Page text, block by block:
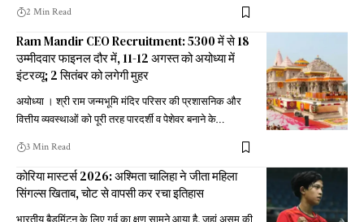
2 Min Read
Ram Mandir CEO Recruitment: 5300 में से 18
उम्मीदवार फाइनल दौर में, 11-12 अगस्त को अयोध्या में
इंटरव्यू; 2 सितंबर को लगेगी मुहर
अयोध्या । श्री राम जन्मभूमि मंदिर परिसर की प्रशासनिक और
वित्तीय व्यवस्थाओं को पूरी तरह पारदर्शी व पेशेवर बनाने के…
3 Min Read
कोरिया मास्टर्स 2026: अश्मिता चालिहा ने जीता महिला
सिंगल्स खिताब, चोट से वापसी कर रचा इतिहास